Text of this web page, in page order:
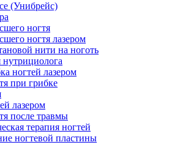
(Унибрейс)
ногтя
ногтя лазером
нити на ноготь
нутрициолога
ногтей лазером
при грибке
лазером
после травмы
терапия ногтей
ногтевой пластины